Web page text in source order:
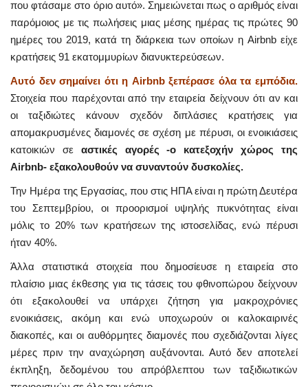
που φτάσαμε στο όριο αυτό». Σημειώνεται πως ο αριθμός είναι
παρόμοιος με τις πωλήσεις μιας μέσης ημέρας τις πρώτες 90
ημέρες του 2019, κατά τη διάρκεια των οποίων η Airbnb είχε
κρατήσεις 91 εκατομμυρίων διανυκτερεύσεων.
Αυτό δεν σημαίνει ότι η Airbnb ξεπέρασε όλα τα εμπόδια.
Στοιχεία που παρέχονται από την εταιρεία δείχνουν ότι αν και
οι ταξιδιώτες κάνουν σχεδόν διπλάσιες κρατήσεις για
απομακρυσμένες διαμονές σε σχέση με πέρυσι, οι ενοικιάσεις
κατοικιών σε αστικές αγορές -ο κατεξοχήν χώρος της
Airbnb- εξακολουθούν να συναντούν δυσκολίες.
Την Ημέρα της Εργασίας, που στις ΗΠΑ είναι η πρώτη Δευτέρα
του Σεπτεμβρίου, οι προορισμοί υψηλής πυκνότητας είναι
μόλις το 20% των κρατήσεων της ιστοσελίδας, ενώ πέρυσι
ήταν 40%.
Άλλα στατιστικά στοιχεία που δημοσίευσε η εταιρεία στο
πλαίσιο μιας έκθεσης για τις τάσεις του φθινοπώρου δείχνουν
ότι εξακολουθεί να υπάρχει ζήτηση για μακροχρόνιες
ενοικιάσεις, ακόμη και ενώ υποχωρούν οι καλοκαιρινές
διακοπές, και οι αυθόρμητες διαμονές που σχεδιάζονται λίγες
μέρες πριν την αναχώρηση αυξάνονται. Αυτό δεν αποτελεί
έκπληξη, δεδομένου του απρόβλεπτου των ταξιδιωτικών